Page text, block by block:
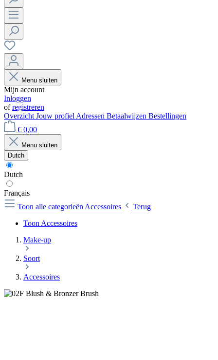
Menu sluiten
Mijn account
Inloggen
ofregistreren
Overzicht Jouw profiel Adressen Betaalwijzen Bestellingen
€ 0,00
Menu sluiten
Dutch
Dutch
Français
Toon alle categorieën Accessoires
Terug
Toon Accessoires
Make-up
Soort
Accessoires